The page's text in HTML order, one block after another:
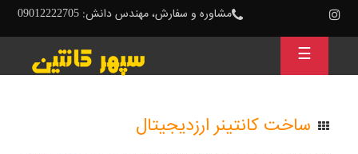
مشاوره و سفارش، مهندس دانش: 09012222705
☰
ساخت کانتینر ارزدیجیتال